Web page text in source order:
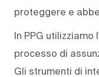
proteggere e
In PPG
processo di
Gli strumenti di